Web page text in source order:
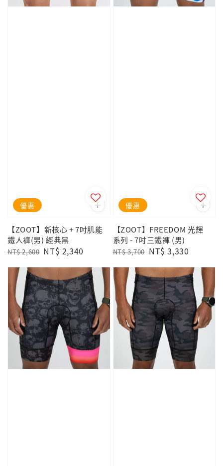
優惠
【ZOOT】新核心 + 7吋肌能
鐵人褲(男) 經典黑
Regular
NT$ 2,600 Sale
NT$ 2,340
優惠
【ZOOT】FREEDOM 光輝
系列 - 7吋三鐵褲 (男)
Regular
NT$ 3,700 Sale
NT$ 3,330